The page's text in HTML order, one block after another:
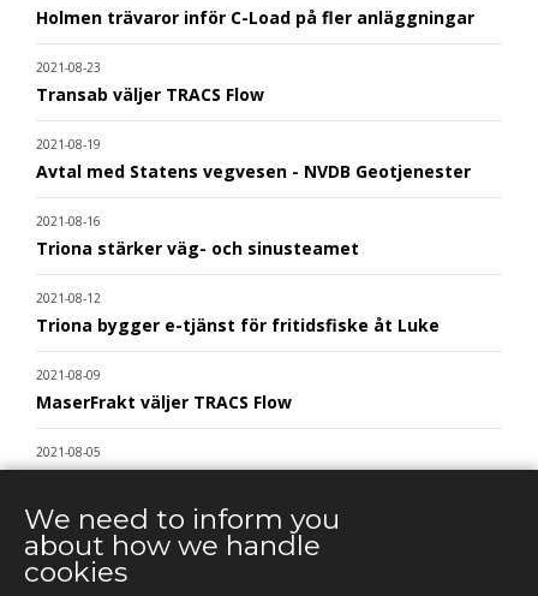
Holmen trävaror inför C-Load på fler anläggningar
2021-08-23
Transab väljer TRACS Flow
2021-08-19
Avtal med Statens vegvesen - NVDB Geotjenester
2021-08-16
Triona stärker väg- och sinusteamet
2021-08-12
Triona bygger e-tjänst för fritidsfiske åt Luke
2021-08-09
MaserFrakt väljer TRACS Flow
2021-08-05
2021-08-02
E.ON Sverige valde Once by Pinja till sin
bränsleleveranskedja
We need to inform you
about how we handle
cookies